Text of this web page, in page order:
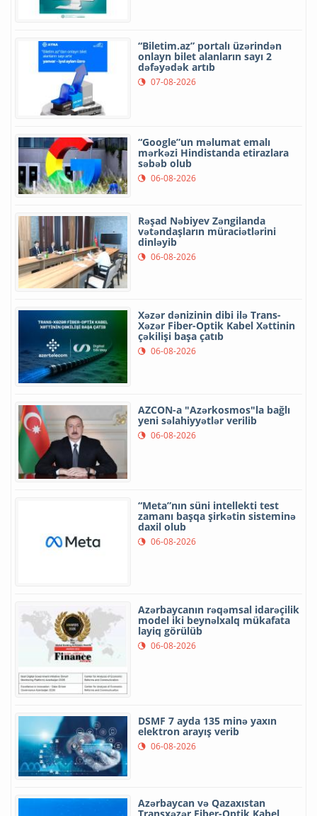
“Biletim.az” portalı üzərindən
onlayn bilet alanların sayı 2
dəfəyədək artıb
07-08-2026
“Google”un məlumat emalı
mərkəzi Hindistanda etirazlara
səbəb olub
06-08-2026
Rəşad Nəbiyev Zəngilanda
vətəndaşların müraciətlərini
dinləyib
06-08-2026
Xəzər dənizinin dibi ilə Trans-
Xəzər Fiber-Optik Kabel Xəttinin
çəkilişi başa çatıb
06-08-2026
AZCON-a "Azərkosmos"la bağlı
yeni səlahiyyətlər verilib
06-08-2026
“Meta”nın süni intellekti test
zamanı başqa şirkətin sisteminə
daxil olub
06-08-2026
Azərbaycanın rəqəmsal idarəçilik
model iki beynəlxalq mükafata
layiq görülüb
06-08-2026
DSMF 7 ayda 135 minə yaxın
elektron arayış verib
06-08-2026
Azərbaycan və Qazaxıstan